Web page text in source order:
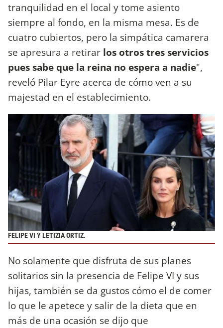
tranquilidad en el local y tome asiento
siempre al fondo, en la misma mesa. Es de
cuatro cubiertos, pero la simpática camarera
se apresura a retirar los otros tres servicios
pues sabe que la reina no espera a nadie",
reveló Pilar Eyre acerca de cómo ven a su
majestad en el establecimiento.
FELIPE VI Y LETIZIA ORTIZ.
No solamente que disfruta de sus planes
solitarios sin la presencia de Felipe VI y sus
hijas, también se da gustos cómo el de comer
lo que le apetece y salir de la dieta que en
más de una ocasión se dijo que